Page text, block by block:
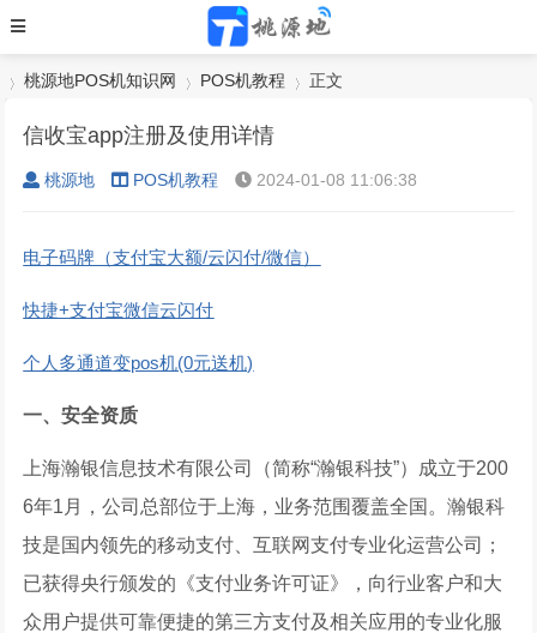
桃源地POS机知识网
›
POS机教程
›
正文
信收宝app注册及使用详情
桃源地 POS机教程 2024-01-08 11:06:38
电子码牌（支付宝大额/云闪付/微信）
快捷+支付宝微信云闪付
个人多通道变pos机(0元送机)
一、安全资质
上海瀚银信息技术有限公司（简称“瀚银科技”）成立于200
6年1月，公司总部位于上海，业务范围覆盖全国。瀚银科
技是国内领先的移动支付、互联网支付专业化运营公司；
已获得央行颁发的《支付业务许可证》，向行业客户和大
众用户提供可靠便捷的第三方支付及相关应用的专业化服